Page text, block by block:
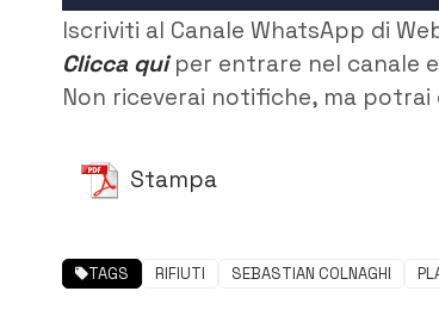
Iscriviti al Canale WhatsApp di
Clicca quiper entrare nel canale
Non riceverai notifiche, ma
Stampa
TAGS RIFIUTI SEBASTIAN COLNAGHI